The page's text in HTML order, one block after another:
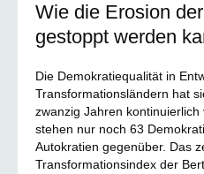
Wie die Erosion
gestoppt werden
Die Demokratiequalität in
Transformationsländern hat
zwanzig Jahren
stehen nur noch 63
Autokratien gegenüber. Das
Transformationsindex der